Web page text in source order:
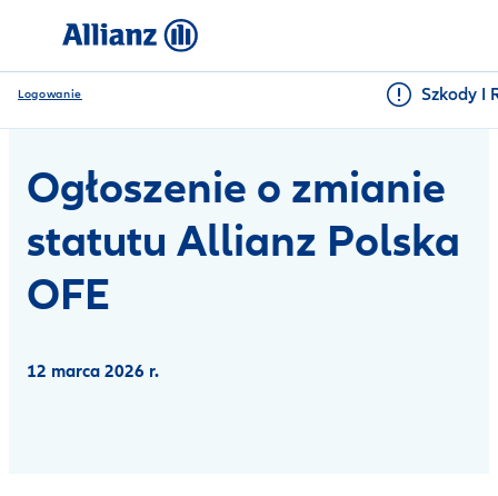
Logowanie Szkody I
Ogłoszenie o zmianie
statutu Allianz Polska
OFE
12 marca 2026 r.